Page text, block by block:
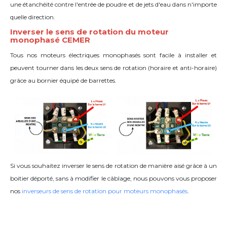
une étanchéité contre l'entrée de poudre et de jets d'eau dans n'importe
quelle direction.
Inverser le sens de rotation du moteur
monophasé CEMER
Tous nos moteurs électriques monophasés sont facile à installer et
peuvent tourner dans les deux sens de rotation (horaire et anti-horaire)
grâce au bornier équipé de barrettes.
Si vous souhaitez inverser le sens de rotation de manière aisé grâce à un
boitier déporté, sans à modifier le câblage, nous pouvons vous proposer
nos inverseurs de sens de rotation pour moteurs monophasés.